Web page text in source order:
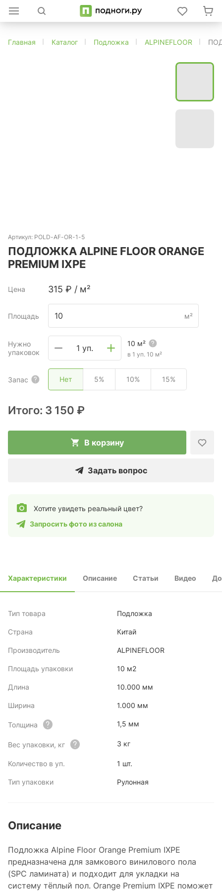
Главная Каталог Подложка ALPINEFLOOR
Артикул: POLD-AF-OR-1-5
ПОДЛОЖКА ALPINE FLOOR ORANGE
PREMIUM IXPE
Цена 315 ₽ / м²
Площадь м²
Нужно
упаковок
1 уп. 10 м²
в 1 уп. 10 м²
Запас Нет 5% 10% 15%
Итого: 3 150 ₽
В корзину
Задать вопрос
Хотите увидеть реальный цвет?
Запросить фото из салона
Характеристики Описание Статьи Видео
Тип товара Подложка
Страна Китай
Производитель ALPINEFLOOR
Площадь упаковки 10 м2
Длина 10.000 мм
Ширина 1.000 мм
Толщина 1,5 мм
Вес упаковки, кг 3 кг
Количество в уп. 1 шт.
Тип упаковки Рулонная
Описание
Подложка Alpine Floor Orange Premium IXPE
предназначена для замкового винилового пола
(SPC ламината) и подходит для укладки на
систему тёплый пол. Orange Premium IXPE поможет